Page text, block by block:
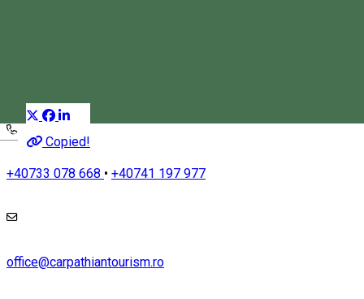
Magyar Copied!
+40733 078 668 • +40741 197 977
office@carpathiantourism.ro